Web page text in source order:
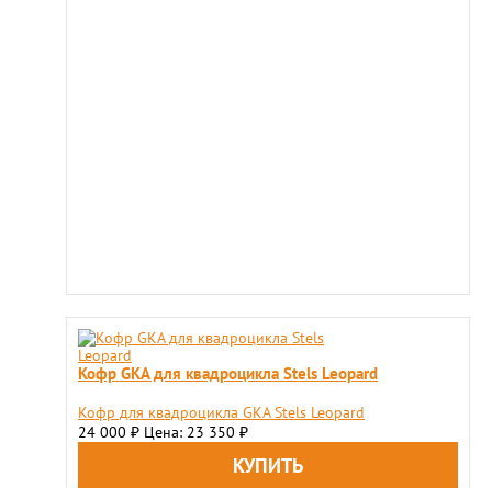
Кофр GKA для квадроцикла Stels Leopard
Кофр для квадроцикла GKA Stels Leopard
24 000 ₽ Цена: 23 350 ₽